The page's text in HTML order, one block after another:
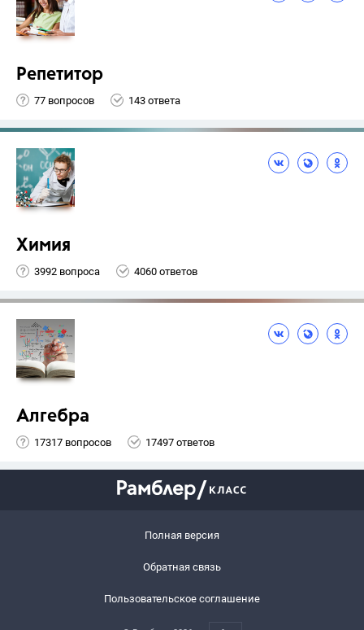
Репетитор
77 вопросов 143 ответа
Химия
3992 вопроса 4060 ответов
Алгебра
17317 вопросов 17497 ответов
Полная версия
Обратная связь
Пользовательское соглашение